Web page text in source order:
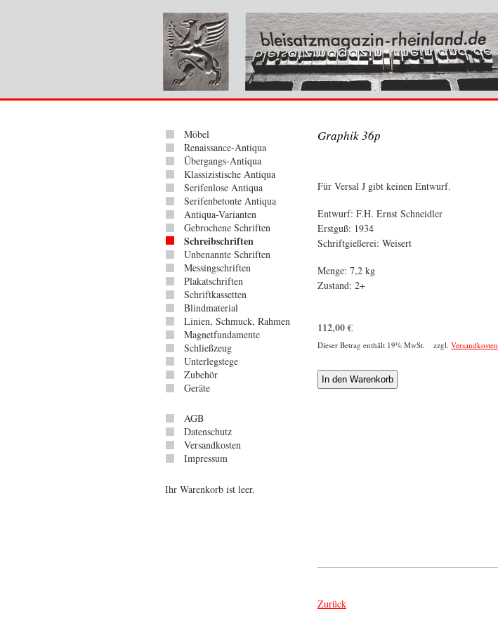
Möbel
Renaissance-Antiqua
Übergangs-Antiqua
Klassizistische Antiqua
Serifenlose Antiqua
Serifenbetonte Antiqua
Antiqua-Varianten
Gebrochene Schriften
Schreibschriften
Unbenannte Schriften
Messingschriften
Plakatschriften
Schriftkassetten
Blindmaterial
Linien, Schmuck, Rahmen
Magnetfundamente
Schließzeug
Unterlegstege
Zubehör
Geräte
AGB
Datenschutz
Versandkosten
Impressum
Ihr Warenkorb ist leer.
Graphik 36p
Für Versal J gibt keinen Entwurf.
Entwurf: F.H. Ernst Schneidler
Erstguß: 1934
Schriftgießerei: Weisert
Menge: 7,2 kg
Zustand: 2+
112,00€
Dieser Betrag enthält 19% MwSt. zzgl. Versandkosten
Zurück